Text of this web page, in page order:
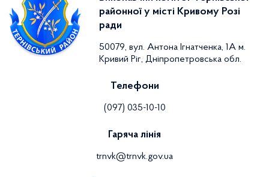
районної у місті Кривому Розі
ради
50079, вул. Антона Ігнатченка, 1А м.
Кривий Ріг, Дніпропетровська обл.
Телефони
(097) 035-10-10
Гаряча лінія
trnvk@trnvk.gov.ua